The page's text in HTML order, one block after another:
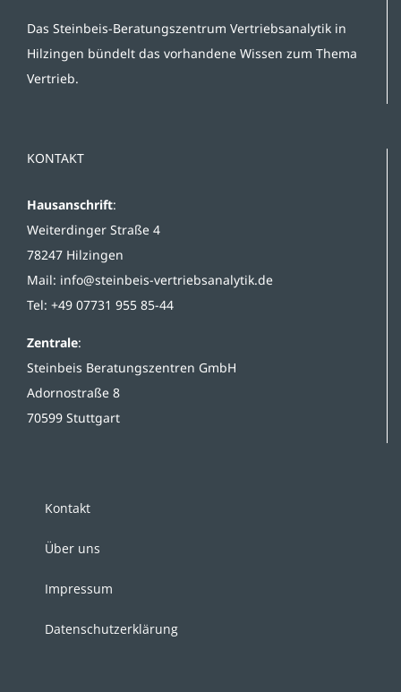
Das Steinbeis-Beratungszentrum Vertriebsanalytik in
Hilzingen bündelt das vorhandene Wissen zum Thema
Vertrieb.
KONTAKT
Hausanschrift:
Weiterdinger Straße 4
78247 Hilzingen
Mail: info@steinbeis-vertriebsanalytik.de
Tel: +49 07731 955 85-44
Zentrale:
Steinbeis Beratungszentren GmbH
Adornostraße 8
70599 Stuttgart
Kontakt
Über uns
Impressum
Datenschutzerklärung